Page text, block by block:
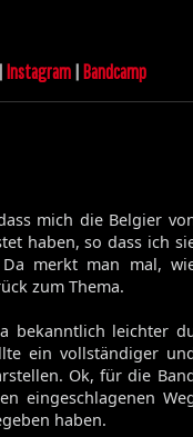
Instagram | Bandcamp
mich die Belgier
haben, so dass ich
Da merkt man mal,
zum Thema.
bekanntlich leichter
ein vollständiger
Ok, für die
eingeschlagenen
haben.
Eschaton
Dawn of
Toxic
Gasbrand
Disarray